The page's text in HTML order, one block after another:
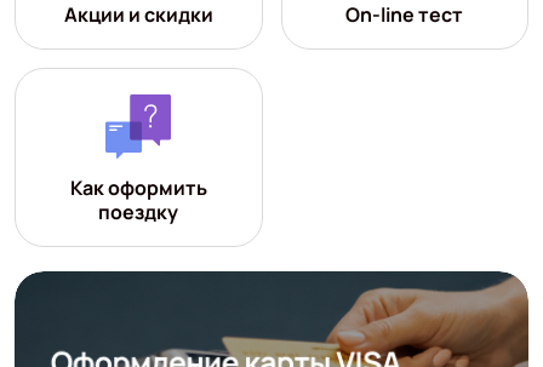
Акции и скидки On-line тест
Как оформить
поездку